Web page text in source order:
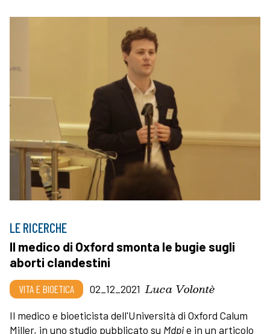
LE RICERCHE
Il medico di Oxford smonta le bugie sugli
aborti clandestini
VITA E BIOETICA 02_12_2021 Luca Volontè
Il medico e bioeticista dell'Università di Oxford Calum
Miller, in uno studio pubblicato su Mdpie in un articolo